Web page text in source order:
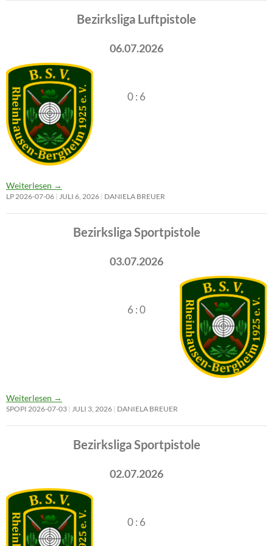
Bezirksliga Luftpistole
06.07.2026
0 : 6
Weiterlesen →
LP 2026-07-06 JULI 6, 2026 DANIELA BREUER
Bezirksliga Sportpistole
03.07.2026
6 : 0
Weiterlesen →
SPOPI 2026-07-03 JULI 3, 2026 DANIELA BREUER
Bezirksliga Sportpistole
02.07.2026
0 : 6